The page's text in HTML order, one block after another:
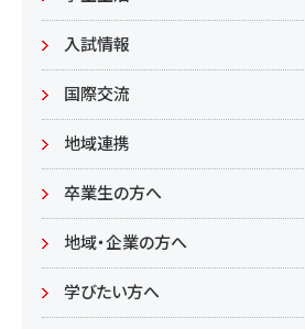
環境資源
居住環境
食健康
教育/学部・大学院
地域連携型学生研究(旧学生GP)
もやいすと育成プログラム
在学生の方へ
入試情報
入試情報(学部)
入試情報(大学院)
国際交流
Global Lounge
地域連携
公開講座
卒業生の方へ
地域・企業の方へ
学びたい方へ(生涯学習)
学びたい方へ